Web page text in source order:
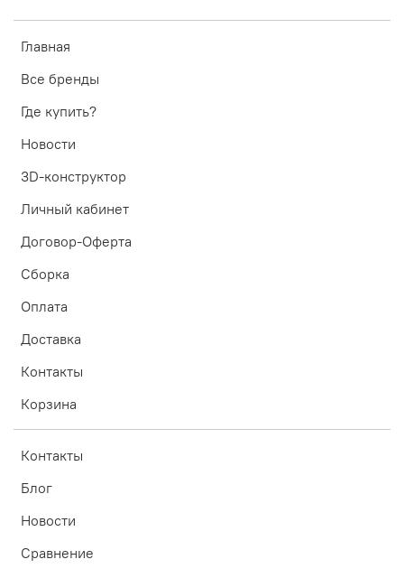
Главная
Все бренды
Где купить?
Новости
3D-конструктор
Личный кабинет
Договор-Оферта
Сборка
Оплата
Доставка
Контакты
Корзина
Контакты
Блог
Новости
Сравнение